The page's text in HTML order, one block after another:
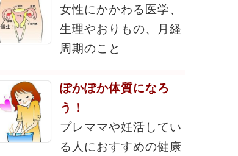
女性にかかわる医学、
生理やおりもの、月経
周期のこと
ぽかぽか体質になろ
う！
プレママや妊活してい
る人におすすめの健康